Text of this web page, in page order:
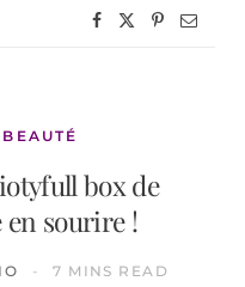
box de
en sourire !
7 MINS READ